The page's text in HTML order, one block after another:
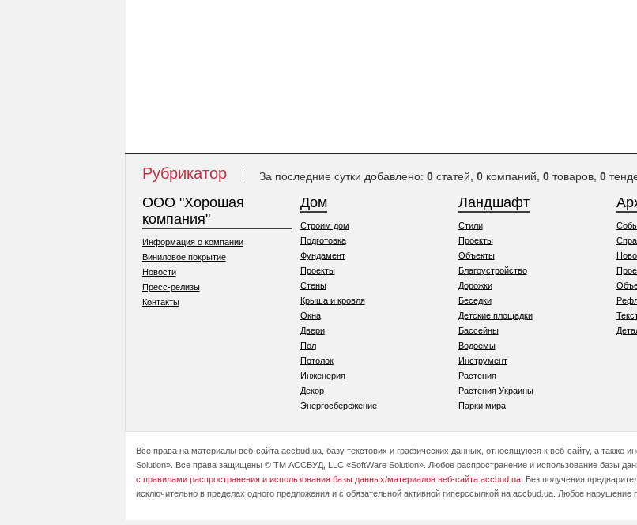
Рубрикатор За последние сутки добавлено: 0статей, 0компаний, 0товаров, 0
ООО "Хорошая
компания"
Информация о компании
Виниловое покрытие
Новости
Пресс-релизы
Контакты
Дом
Строим дом
Подготовка
Фундамент
Проекты
Стены
Крыша и кровля
Окна
Двери
Пол
Потолок
Инженерия
Декор
Энергосбережение
Ландшафт
Стили
Проекты
Объекты
Благоустройство
Дорожки
Беседки
Детские площадки
Бассейны
Водоемы
Инструмент
Растения
Растения Украины
Парки мира
Все права на материалы веб-сайта accbud.ua, базу текстових и графических данных, относящуюся к веб-сайту, а также
Solution». Все права защищены © ТМ АССБУД, LLC «SoftWare Solution». Любое распространение и использование базы
с правилами распространения и использования базы данных/материалов веб-сайта accbud.ua . Без получения
исключительно в пределах одного предложения и с обязательной активной гиперссылкой на accbud.ua. Любое нарушение